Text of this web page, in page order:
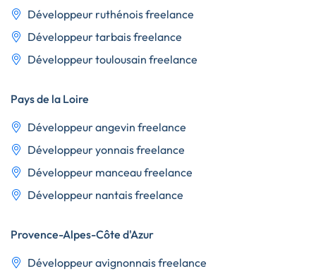
Développeur ruthénois freelance
Développeur tarbais freelance
Développeur toulousain freelance
Pays de la Loire
Développeur angevin freelance
Développeur yonnais freelance
Développeur manceau freelance
Développeur nantais freelance
Provence-Alpes-Côte d'Azur
Développeur avignonnais freelance